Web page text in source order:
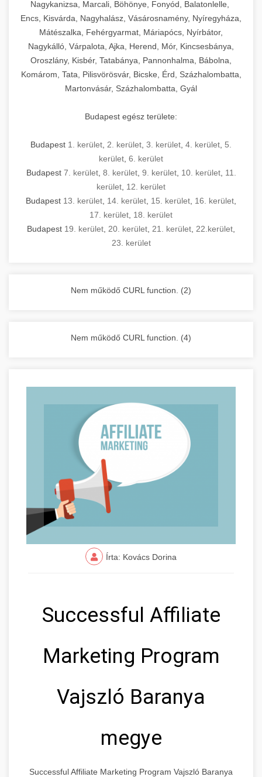
Ipari sütők és gőzpárolók katalógusa -
chef-iparikonyhagepek.hu
berendezések
használatot, miközben megfelel az összes
higiéniai előírásnak.
Ipari hűtőberendezések széles
választéka - chef-iparikonyhagepek.hu
kereskedelmi hűtőegység és hűtőkamra rendszerek
hőmérsékletet és vízminőséget figyelő
rendszerekkel, valamint energiatakarékos
technológiával rendelkeznek. A rozsdamentes
acél konstrukció és a könnyen hozzáférhető
karbantartási pontok biztosítják a hosszú
élettartamot és az egyszerű üzemeltetést.
Ipari mosogatógépek teljes kínálata -
kereskedelmi mosogatógép és tisztítóberendezések
tisztíthatók, szétszerelhetők és karbantarthatók,
megfelelnek az összes élelmiszer-biztonsági
előírásnak. Különböző teljesítményű modellek
állnak rendelkezésre asztali és állványos
kivitelben, az egyedi igények és a
feldolgozandó mennyiségek függvényében.
Biztonságos kezelést biztosító védőburkolatok
számára.
Sajtreszelő gépek szakmai választéka -
chef-iparikonyhagepek.hu
kereskedelmi sajtreszelő és aprítógépek
berendezést magában foglal, amely szükséges
egy modern, hatékonyan működő
kereskedelmi konyha komplett felszereléséhez
és működtetéséhez. Az alapvető
főzőberendezésektől (tűzhelyek, sütők,
grillsütők, frittőzök) kezdve a speciális
feldolgozógépeken (szeletelők, aprítók,
kiegészítő eszközökig mindent egy helyen
megtalál. Szakértő tanácsadóink segítenek a
megfelelő berendezések kiválasztásában, a
konyha optimális elrendezésének
megtervezésében, valamint a telepítés és az
üzembe helyezés koordinálásában. Hosszú távú
garancia, gyors szerviz és folyamatos műszaki
támogatás biztosítja az Ön nyugalmát és
Nagykonyhai berendezések komplett
Nagykanizsa, Marcali, Böhönye, Fonyód, Balatonlelle,
Encs, Kisvárda, Nagyhalász, Vásárosnamény, Nyíregyháza,
Mátészalka, Fehérgyarmat, Máriapócs, Nyírbátor,
Nagykálló, Várpalota, Ajka, Herend, Mór, Kincsesbánya,
Oroszlány, Kisbér, Tatabánya, Pannonhalma, Bábolna,
Komárom, Tata, Pilisvörösvár, Bicske, Érd, Százhalombatta,
Martonvásár, Százhalombatta, Gyál
Budapest egész területe:
Budapest 1. kerület 2. kerület 3. kerület 4. kerület 5.
kerület 6. kerület
Budapest 7. kerület, 8. kerület, 9. kerület, 10. kerület, 11.
kerület 12. kerület
Budapest 13. kerület 14. kerület 15. kerület 16. kerület
17. kerület 18. kerület
Budapest 19. kerület 20. kerület 21. kerület 22.kerület
23. kerület
Nem működő CURL function. (2)
Nem működő CURL function. (4)
Írta: Kovács Dorina
Successful Affiliate
Marketing Program
Vajszló Baranya
megye
Successful Affiliate Marketing Program Vajszló Baranya